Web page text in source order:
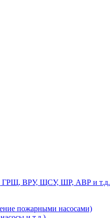
ГРЩ, ВРУ, ЩСУ, ШР, АВР и т.д.
пожарными насосами)